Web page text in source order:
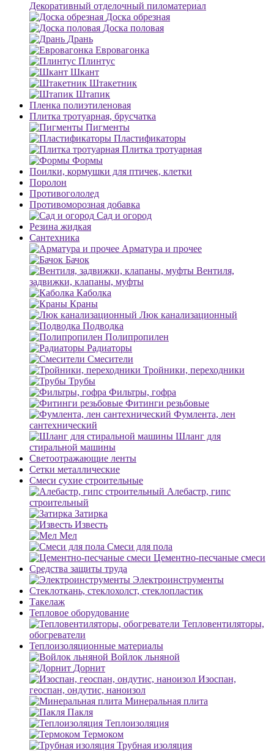
Декоративный отделочный пиломатериал
Доска обрезная
Доска половая
Дрань
Евровагонка
Плинтус
Шкант
Штакетник
Штапик
Пленка полиэтиленовая
Плитка тротуарная, брусчатка
Пигменты
Пластификаторы
Плитка тротуарная
Формы
Поилки, кормушки для птичек, клетки
Поролон
Противогололед
Противоморозная добавка
Сад и огород
Резина жидкая
Сантехника
Арматура и прочее
Бачок
Вентиля,
задвижки, клапаны, муфты
Каболка
Краны
Люк канализационный
Подводка
Полипропилен
Радиаторы
Смесители
Тройники, переходники
Трубы
Фильтры, гофра
Фитинги резьбовые
Фумлента, лен
сантехнический
Шланг для
стиральной машины
Светоотражающие ленты
Сетки металлические
Смеси сухие строительные
Алебастр, гипс
строительный
Затирка
Известь
Мел
Смеси для пола
Цементно-песчаные смеси
Средства защиты труда
Электроинструменты
Стеклоткань, стеклохолст, стеклопластик
Такелаж
Тепловое оборудование
Тепловентиляторы,
обогреватели
Теплоизоляционные материалы
Войлок льняной
Дорнит
Изоспан,
геоспан, ондутис, наноизол
Минеральная плита
Пакля
Теплоизоляция
Термоком
Трубная изоляция